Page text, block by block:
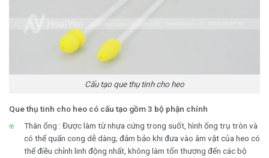
Cấu tạo que thụ tinh cho heo
Que thụ tinh cho heo có cấu tạo gồm 3 bộ phận chính
Thân ống : Được làm từ nhựa cứng trong suốt, hình ống trụ tròn và
có thể quấn cong dễ dàng; đảm bảo khi đưa vào âm vật của heo có
thể điều chỉnh linh động nhất, không làm tổn thương đến các bộ